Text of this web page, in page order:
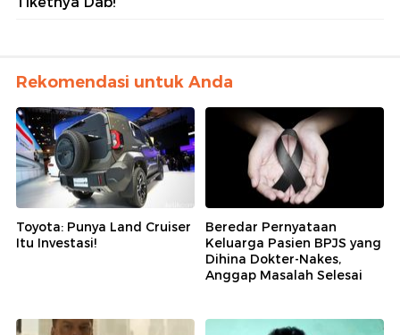
Rekomendasi untuk Anda
Toyota: Punya Land Cruiser
Itu Investasi!
Beredar Pernyataan
Keluarga Pasien BPJS yang
Dihina Dokter-Nakes,
Anggap Masalah Selesai